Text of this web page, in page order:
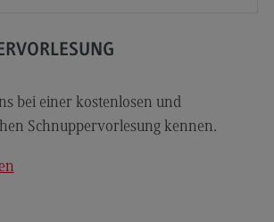
in der Sozialen Arbeit
bei einer kostenlosen und
Schnuppervorlesung kennen.